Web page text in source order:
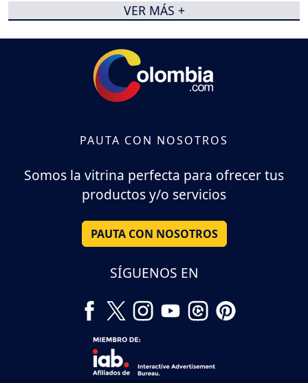
VER MÁS +
PAUTA CON NOSOTROS
Somos la vitrina perfecta para ofrecer tus
productos y/o servicios
PAUTA CON NOSOTROS
SÍGUENOS EN